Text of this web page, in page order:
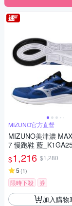
MIZUNO官方直營
MIZUNO美津濃
7 慢跑鞋 藍
$1,216 $1,280
5 (1)
限時下殺 券
加入購物